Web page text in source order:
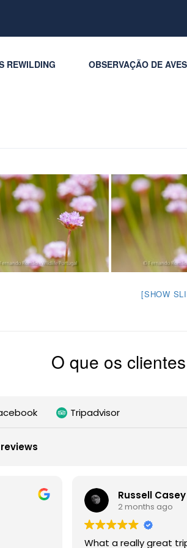
REWILDING OBSERVAÇÃO DE AVES
[SHOW
O que os
Tripadvisor
Russell Casey
2 months ago
What a really great